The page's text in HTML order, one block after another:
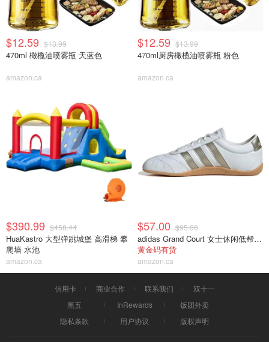
$12.59 $13.99
470ml 橄榄油喷雾瓶 天蓝色
amazon.ca
$12.59 $13.99
470ml厨房橄榄油喷雾瓶 粉色
amazon.ca
$390.99 $458.44
HuaKastro 大型弹跳城堡 高滑梯 攀
爬墙 水池
amazon.ca
$57.00 $95.00
adidas Grand Court 女士休闲低帮运动鞋
黄金码有货
amazon.ca
信用卡 商业合作 联系我们
双十一
黑五
InRewards
饭团外卖
隐私条款
用户协议 版权声明